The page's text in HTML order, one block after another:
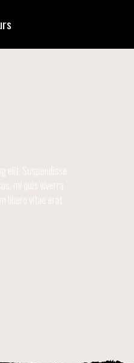
elit. Suspendisse
mi quis viverra
libero vitae erat.